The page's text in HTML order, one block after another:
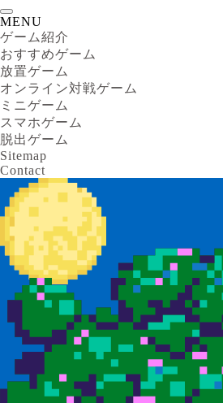
MENU
ゲーム紹介
おすすめゲーム
放置ゲーム
オンライン対戦ゲーム
ミニゲーム
スマホゲーム
脱出ゲーム
Sitemap
Contact